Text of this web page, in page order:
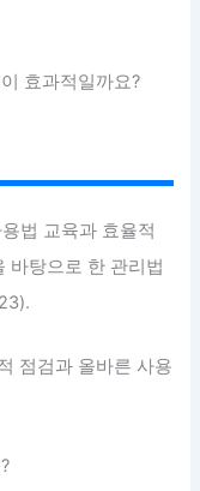
효과적일까요?
법 교육과 효율적
바탕으로 한 관리법
점검과 올바른 사용